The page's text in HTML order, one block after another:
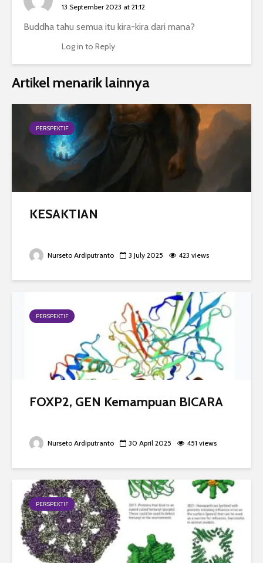
13 September 2023 at 21:12
Buddha tahu semua itu kira-kira dari mana?
Log in to Reply
Artikel menarik lainnya
PERSPEKTIF
KESAKTIAN
Nurseto Ardiputranto 3 July 2025 423 views
PERSPEKTIF
FOXP2, GEN Kemampuan BICARA
Nurseto Ardiputranto 30 April 2025 451 views
PERSPEKTIF